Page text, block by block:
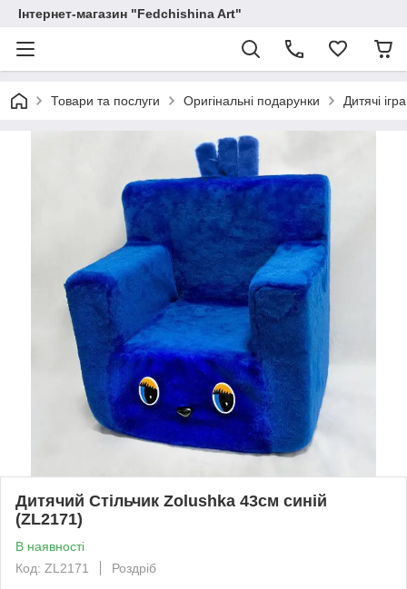
Інтернет-магазин "Fedchishina Art"
Товари та послуги Оригінальні подарунки Дитячі
Дитячий Стільчик Zolushka 43см синій
(ZL2171)
В наявності
Код: ZL2171
Роздріб